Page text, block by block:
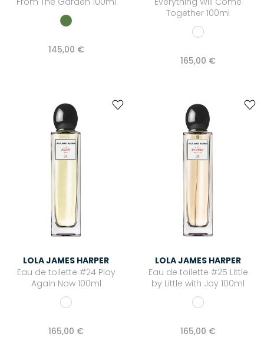
145,00 €
Together 100ml
165,00 €
LOLA JAMES HARPER
Eau de toilette #24 Play
Again Now 100ml
165,00 €
LOLA JAMES HARPER
Eau de toilette #25 Little
by Little with Joy 100ml
165,00 €